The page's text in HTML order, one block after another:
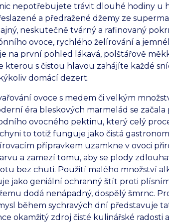
nepotřebujete trávit dlouhé hodiny u
a předražené džemy ze
neskutečně tvárný a rafinovaný
ovoce, rychlého želírování a
na první pohled lákavá, polštářově
kterou s čistou hlavou zahájíte každé
domácí dezert.
ovoce s medem či velkým
éra bleskových marmelád se začala
ovocného pektinu, který celý
to totiž funguje jako čistá
přípravkem uzamkne v ovoci
a zamezí tomu, aby se plody
bez chuti. Použití malého množství
jako geniální ochranný štít proti
dodá nenápadný, dospělý šmrnc.
během sychravých dní představuje
okamžitý zdroj čisté kulinářské radosti